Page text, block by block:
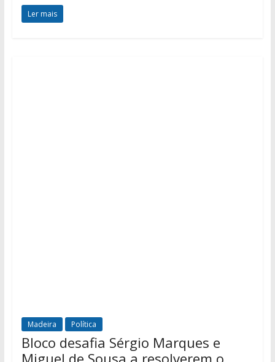
Ler mais
Madeira Política
Bloco desafia Sérgio Marques e